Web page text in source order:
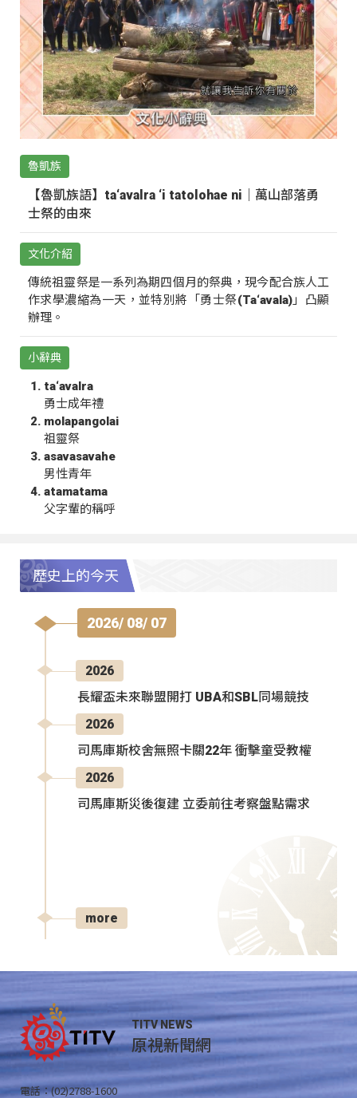
魯凱族
【魯凱族語】ta‘avalra ‘i tatolohae ni｜萬山部落勇
士祭的由來
文化介紹
傳統祖靈祭是一系列為期四個月的祭典，現今配合族人工
作求學濃縮為一天，並特別將「勇士祭(Ta‘avala)」凸顯
辦理。
小辭典
ta‘avalra
勇士成年禮
molapangolai
祖靈祭
asavasavahe
男性青年
atamatama
父字輩的稱呼
歷史上的今天
2026/ 08/ 07
2026
長耀盃未來聯盟開打 UBA和SBL同場競技
2026
司馬庫斯校舍無照卡關22年 衝擊童受教權
2026
司馬庫斯災後復建 立委前往考察盤點需求
more
TITV NEWS
原視新聞網
電話：(02)2788-1600